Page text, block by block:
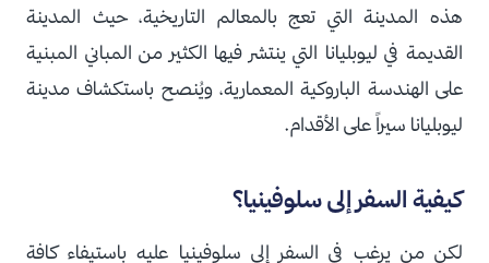
هذه المدينة التي تعج بالمعالم التاريخية، حيث المدينة
القديمة في ليوبليانا التي ينتشر فيها الكثير من المباني المبنية
على الهندسة الباروكية المعمارية، ويُنصح باستكشاف مدينة
ليوبليانا سيراً على الأقدام.
كيفية السفر إلى سلوفينيا؟
لكن من يرغب في السفر إلى سلوفينيا عليه باستيفاء كافة